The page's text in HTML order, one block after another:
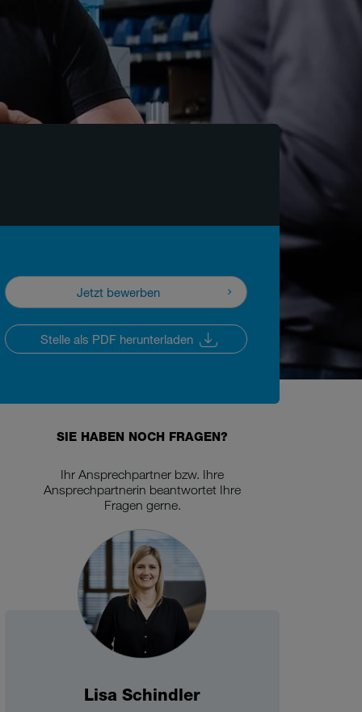
Jetzt bewerben
Stelle als PDF herunterladen
Jetzt bewerben
Stelle als PDF herunterladen
SIE HABEN NOCH FRAGEN?
Ihr Ansprechpartner bzw. Ihre
Ansprechpartnerin beantwortet Ihre
Fragen gerne.
Lisa Schindler